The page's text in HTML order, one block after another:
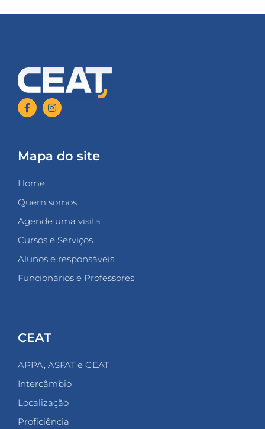
Mapa do site
Home
Quem somos
Agende uma visita
Cursos e Serviços
Alunos e responsáveis
Funcionários e Professores
CEAT
APPA, ASFAT e GEAT
Intercâmbio
Localização
Proficiência